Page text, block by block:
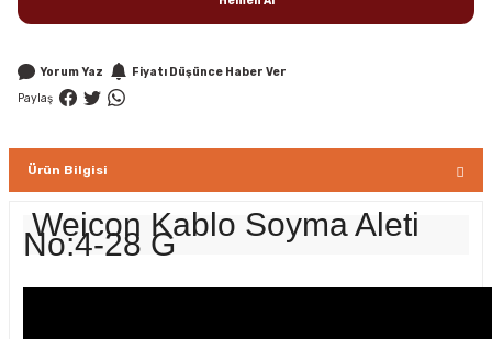
Yorum Yaz
Fiyatı Düşünce Haber Ver
Paylaş
Ürün Bilgisi
Weicon Kablo Soyma Aleti
No:4-28 G